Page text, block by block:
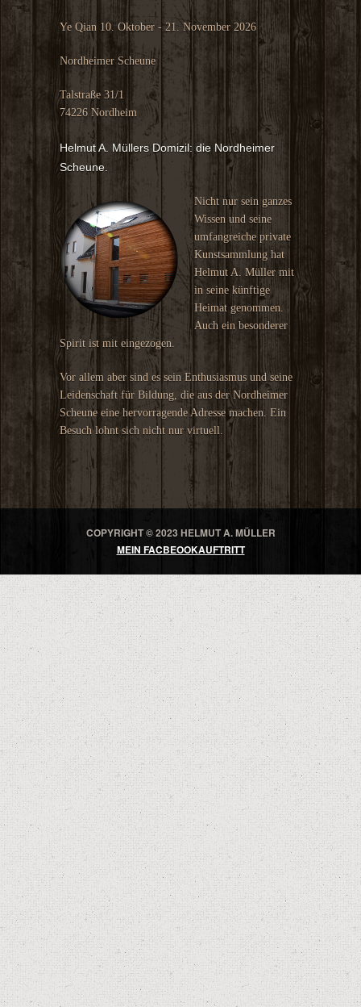
Ye Qian 10. Oktober - 21. November 2026
Nordheimer Scheune
Talstraße 31/1
74226 Nordheim
Helmut A. Müllers Domizil: die Nordheimer
Scheune.
Nicht nur sein ganzes
Wissen und seine
umfangreiche private
Kunstsammlung hat
Helmut A. Müller mit
in seine künftige
Heimat genommen.
Auch ein besonderer
Spirit ist mit eingezogen.
Vor allem aber sind es sein Enthusiasmus und seine
Leidenschaft für Bildung, die aus der Nordheimer
Scheune eine hervorragende Adresse machen. Ein
Besuch lohnt sich nicht nur virtuell.
COPYRIGHT © 2023 HELMUT A. MÜLLER
MEIN FACBEOOKAUFTRITT